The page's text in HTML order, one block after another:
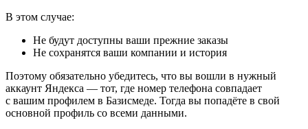
В этом случае:
Не будут доступны ваши прежние заказы
Не сохранятся ваши компании и история
Поэтому обязательно убедитесь, что вы вошли в нужный
аккаунт Яндекса — тот, где номер телефона совпадает
с вашим профилем в Базисмеде. Тогда вы попадёте в свой
основной профиль со всеми данными.